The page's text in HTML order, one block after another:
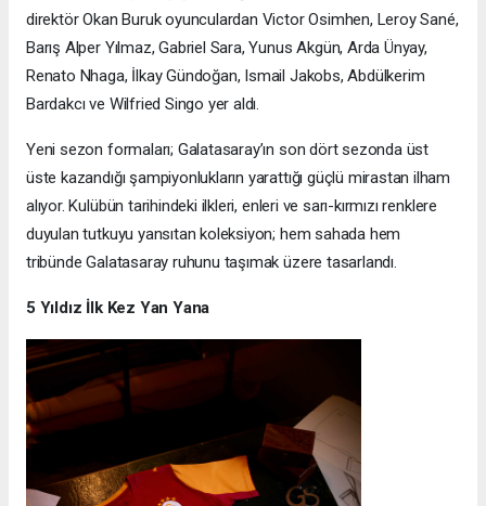
direktör Okan Buruk oyunculardan Victor Osimhen, Leroy Sané,
Barış Alper Yılmaz, Gabriel Sara, Yunus Akgün, Arda Ünyay,
Renato Nhaga, İlkay Gündoğan, Ismail Jakobs, Abdülkerim
Bardakcı ve Wilfried Singo yer aldı.
Yeni sezon formaları; Galatasaray’ın son dört sezonda üst
üste kazandığı şampiyonlukların yarattığı güçlü mirastan ilham
alıyor. Kulübün tarihindeki ilkleri, enleri ve sarı-kırmızı renklere
duyulan tutkuyu yansıtan koleksiyon; hem sahada hem
tribünde Galatasaray ruhunu taşımak üzere tasarlandı.
5 Yıldız İlk Kez Yan Yana